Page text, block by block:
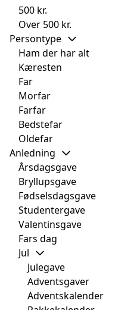
500 kr.
Over 500 kr.
Persontype
Ham der har alt
Kæresten
Far
Morfar
Farfar
Bedstefar
Oldefar
Anledning
Årsdagsgave
Bryllupsgave
Fødselsdagsgave
Studentergave
Valentinsgave
Fars dag
Jul
Julegave
Adventsgaver
Adventskalender